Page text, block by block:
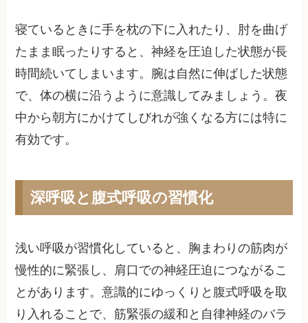
寝ているときに手を枕の下に入れたり、肘を曲げ
たまま眠ったりすると、神経を圧迫した状態が長
時間続いてしまいます。腕は自然に伸ばした状態
で、体の横に沿うように意識してみましょう。夜
中から朝方にかけてしびれが強くなる方には特に
有効です。
深呼吸と腹式呼吸の習慣化
浅い呼吸が習慣化していると、胸まわりの筋肉が
慢性的に緊張し、肩口での神経圧迫につながるこ
とがあります。意識的にゆっくりと腹式呼吸を取
り入れることで、筋緊張の緩和と自律神経のバラ